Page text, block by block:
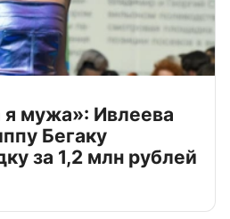
я мужа»: Ивлеева
Бегаку
за 1,2 млн рублей